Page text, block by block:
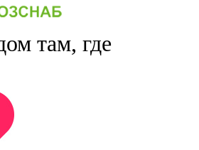
там, где